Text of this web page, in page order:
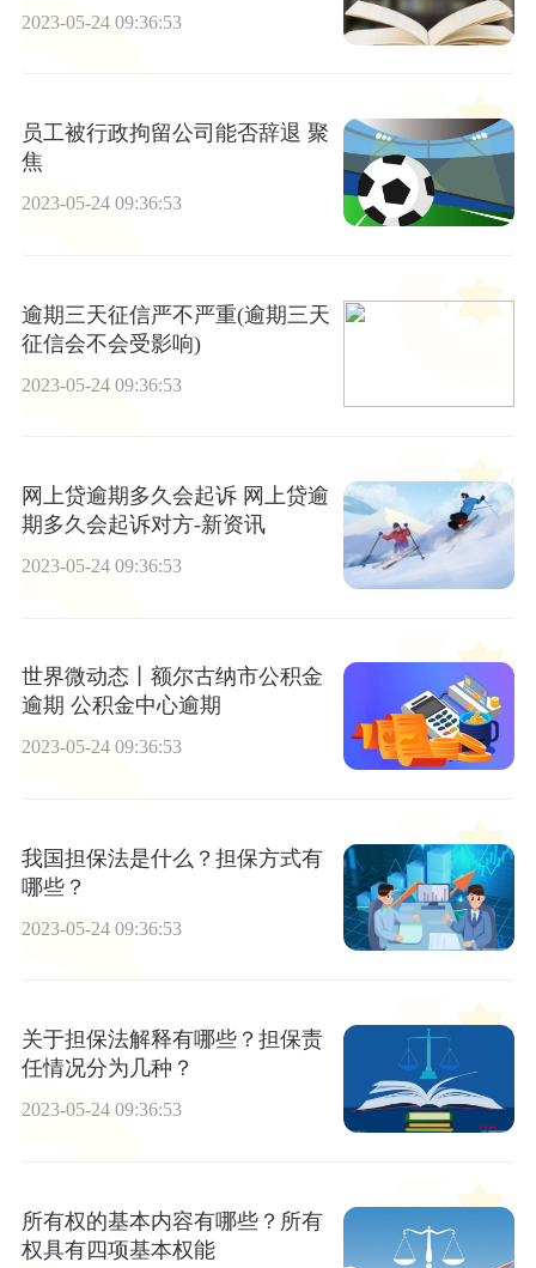
2023-05-24 09:36:53
员工被行政拘留公司能否辞退 聚
焦
2023-05-24 09:36:53
逾期三天征信严不严重(逾期三天
征信会不会受影响)
2023-05-24 09:36:53
网上贷逾期多久会起诉 网上贷逾
期多久会起诉对方-新资讯
2023-05-24 09:36:53
世界微动态丨额尔古纳市公积金
逾期 公积金中心逾期
2023-05-24 09:36:53
我国担保法是什么？担保方式有
哪些？
2023-05-24 09:36:53
关于担保法解释有哪些？担保责
任情况分为几种？
2023-05-24 09:36:53
所有权的基本内容有哪些？所有
权具有四项基本权能